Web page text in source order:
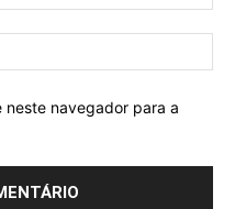
neste navegador para a